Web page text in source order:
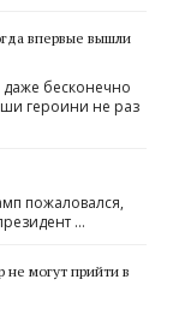
впервые вышли
даже бесконечно
героини не раз
пожаловался,
…
не могут прийти в